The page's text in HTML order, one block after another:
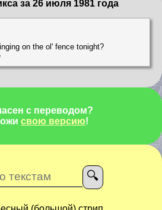
за 26 июля 1981 года
on the ol' fence tonight?
с переводом?
свою версию!